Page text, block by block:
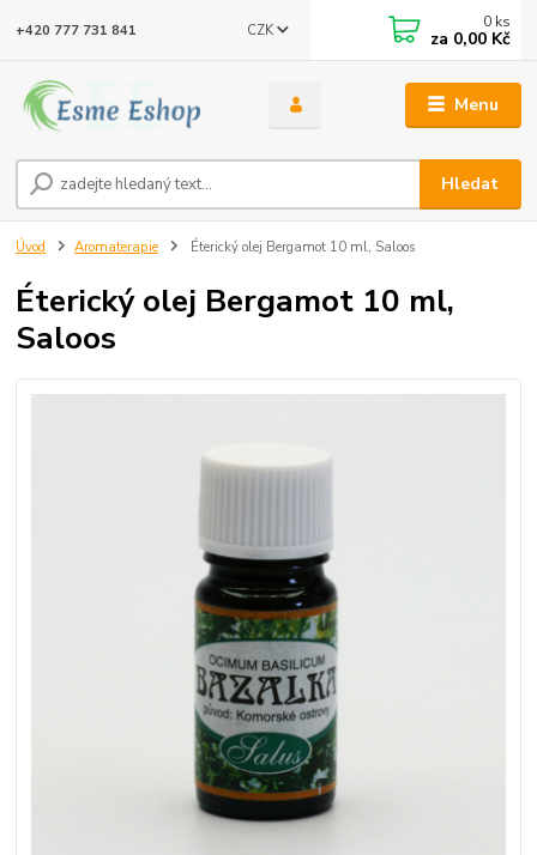
Menu
CZK
Hledat
+420 777 731 841 0 ks
za 0,00 Kč
Úvod Aromaterapie Éterický olej Bergamot 10 ml, Saloos
Éterický olej Bergamot 10 ml,
Saloos